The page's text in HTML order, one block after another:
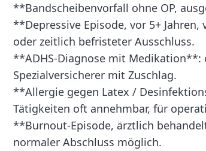
**Bandscheibenvorfall ohne OP,
**Depressive Episode, vor 5+
oder zeitlich befristeter Ausschluss.
**ADHS-Diagnose mit
Spezialversicherer mit Zuschlag.
**Allergie gegen Latex /
Tätigkeiten oft annehmbar, für
**Burnout-Episode, ärztlich
normaler Abschluss möglich.